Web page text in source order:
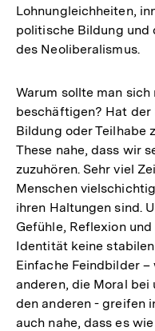
Lohnungleichheiten,
politische Bildung und
des Neoliberalismus.
Warum sollte man
beschäftigen? Hat
Bildung oder Teilhabe
These nahe, dass wir
zuzuhören. Sehr viel
Menschen
ihren Haltungen sind.
Gefühle, Reflexion
Identität keine
Einfache Feindbilder
anderen, die Moral bei
den anderen - greifen
auch nahe, dass es